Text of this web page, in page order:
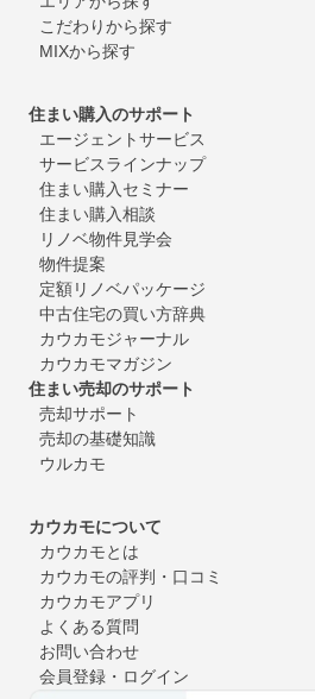
こだわりから探す
MIXから探す
住まい購入のサポート
エージェントサービス
サービスラインナップ
住まい購入セミナー
住まい購入相談
リノベ物件見学会
物件提案
定額リノベパッケージ
中古住宅の買い方辞典
カウカモジャーナル
カウカモマガジン
住まい売却のサポート
売却サポート
売却の基礎知識
ウルカモ
カウカモについて
カウカモとは
カウカモの評判・口コミ
カウカモアプリ
よくある質問
お問い合わせ
会員登録・ログイン